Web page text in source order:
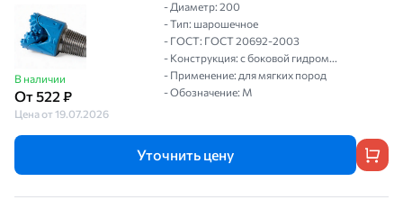
В наличии
От 522 ₽
Цена от 19.07.2026
- Диаметр: 200
- Тип: шарошечное
- ГОСТ: ГОСТ 20692-2003
- Конструкция: с боковой гидром...
- Применение: для мягких пород
- Обозначение: М
Уточнить цену